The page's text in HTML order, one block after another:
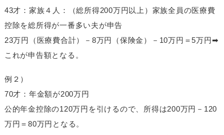
43才：家族４人：（総所得200万円以上）家族全員の医療費
控除を総所得が一番多い夫が申告
23万円（医療費合計）－8万円（保険金）－10万円＝5万円➡
これが申告額となる。
例２）
70才：年金額が200万円
公的年金控除の120万円を引けるので、所得は200万円－120
万円＝80万円となる。